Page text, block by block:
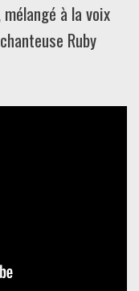
à la voix
Ruby